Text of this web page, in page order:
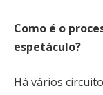
Como é o
espetáculo?
Há vários